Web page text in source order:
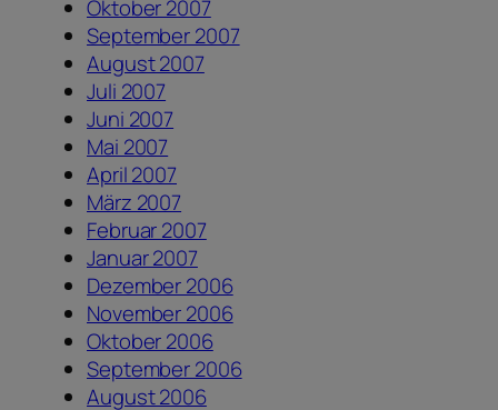
Oktober 2007
September 2007
August 2007
Juli 2007
Juni 2007
Mai 2007
April 2007
März 2007
Februar 2007
Januar 2007
Dezember 2006
November 2006
Oktober 2006
September 2006
August 2006